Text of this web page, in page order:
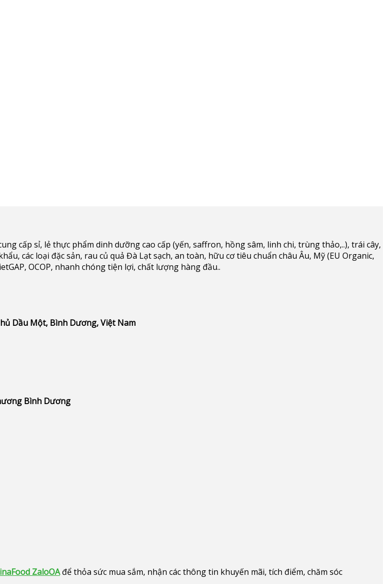
cấp sỉ, lẻ thực phẩm dinh dưỡng cao cấp (yến, saffron, hồng sâm, linh chi, trùng thảo,..), trái cây,
các loại đặc sản, rau củ quả Đà Lạt sạch, an toàn, hữu cơ tiêu chuẩn châu Âu, Mỹ (EU Organic,
OCOP, nhanh chóng tiện lợi, chất lượng hàng đầu..
Dầu Một, Bình Dương, Việt Nam
Bình Dương
ZaloOAđể thỏa sức mua sắm, nhận các thông tin khuyến mãi, tích điểm, chăm sóc